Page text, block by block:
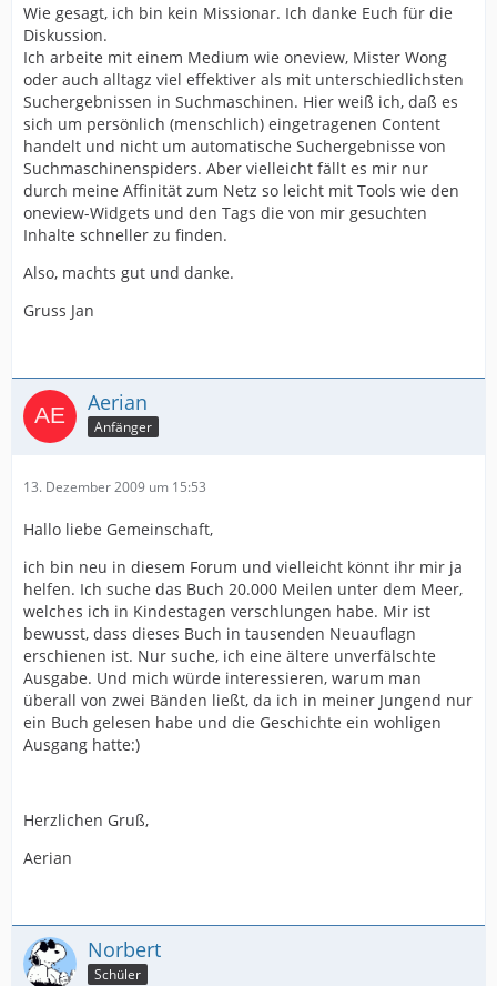
Wie gesagt, ich bin kein Missionar. Ich danke Euch für die
Diskussion.
Ich arbeite mit einem Medium wie oneview, Mister Wong
oder auch alltagz viel effektiver als mit unterschiedlichsten
Suchergebnissen in Suchmaschinen. Hier weiß ich, daß es
sich um persönlich (menschlich) eingetragenen Content
handelt und nicht um automatische Suchergebnisse von
Suchmaschinenspiders. Aber vielleicht fällt es mir nur
durch meine Affinität zum Netz so leicht mit Tools wie den
oneview-Widgets und den Tags die von mir gesuchten
Inhalte schneller zu finden.
Also, machts gut und danke.
Gruss Jan
Aerian
Anfänger
13. Dezember 2009 um 15:53
Hallo liebe Gemeinschaft,
ich bin neu in diesem Forum und vielleicht könnt ihr mir ja
helfen. Ich suche das Buch 20.000 Meilen unter dem Meer,
welches ich in Kindestagen verschlungen habe. Mir ist
bewusst, dass dieses Buch in tausenden Neuauflagn
erschienen ist. Nur suche, ich eine ältere unverfälschte
Ausgabe. Und mich würde interessieren, warum man
überall von zwei Bänden ließt, da ich in meiner Jungend nur
ein Buch gelesen habe und die Geschichte ein wohligen
Ausgang hatte:)
Herzlichen Gruß,
Aerian
Norbert
Schüler